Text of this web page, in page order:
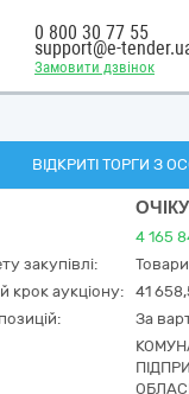
Замовити дзвінок
0 800 30 77 55
support@e-
ВІДКРИТІ ТОРГИ З
4 165
закупівлі:
Товари
крок аукціону:
41
За